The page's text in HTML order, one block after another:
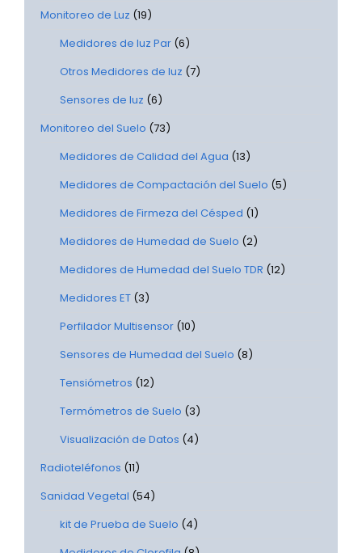
Monitoreo de Luz (19)
Medidores de luz Par (6)
Otros Medidores de luz (7)
Sensores de luz (6)
Monitoreo del Suelo (73)
Medidores de Calidad del Agua (13)
Medidores de Compactación del Suelo (5)
Medidores de Firmeza del Césped (1)
Medidores de Humedad de Suelo (2)
Medidores de Humedad del Suelo TDR (12)
Medidores ET (3)
Perfilador Multisensor (10)
Sensores de Humedad del Suelo (8)
Tensiómetros (12)
Termómetros de Suelo (3)
Visualización de Datos (4)
Radioteléfonos (11)
Sanidad Vegetal (54)
kit de Prueba de Suelo (4)